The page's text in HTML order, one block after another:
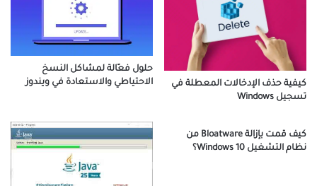
كيفية حذف الإدخالات المعطلة في
تسجيل Windows
حلول فعّالة لمشاكل النسخ
الاحتياطي والاستعادة في ويندوز
كيف قمت بإزالة Bloatware من
نظام التشغيل Windows 10؟